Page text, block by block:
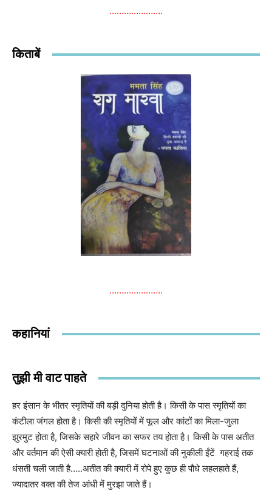
………………….
किताबें
………………….
कहानियां
तुझी मी वाट पाहते
हर इंसान के भीतर स्मृतियों की बड़ी दुनिया होती है। किसी के पास स्मृतियों का
कंटीला जंगल होता है। किसी की स्मृतियों में फूल और कांटों का मिला-जुला
झुरमुट होता है,जिसके सहारे जीवन का सफर तय होता है। किसी के पास अतीत
और वर्तमान की ऐसी क्यारी होती है,जिसमें घटनाओं की नुकीली ईंटें गहराई तक
धंसती चली जाती है…..अतीत की क्यारी में रोपे हुए कुछ ही पौधे लहलहाते हैं,
ज्यादातर वक्त की तेज आंधी में मुरझा जाते हैं।